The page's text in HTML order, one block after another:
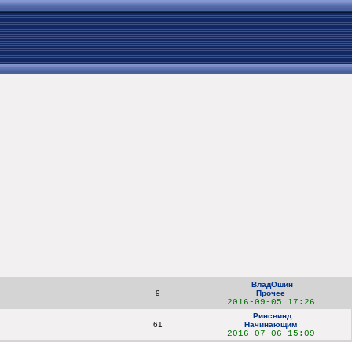
9
ВладОшин
Прочее
2016-09-05 17:26
61
Ринсвинд
Начинающим
2016-07-06 15:09